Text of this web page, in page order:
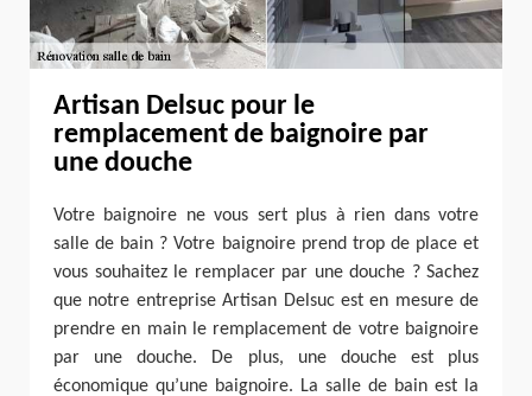
Artisan Delsuc pour le
remplacement de baignoire par
une douche
Votre baignoire ne vous sert plus à rien dans votre
salle de bain ? Votre baignoire prend trop de place et
vous souhaitez le remplacer par une douche ? Sachez
que notre entreprise Artisan Delsuc est en mesure de
prendre en main le remplacement de votre baignoire
par une douche. De plus, une douche est plus
économique qu’une baignoire. La salle de bain est la